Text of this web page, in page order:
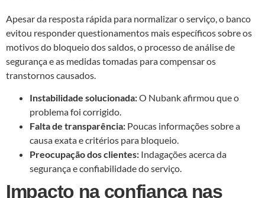
Apesar da resposta rápida para normalizar o serviço, o banco
evitou responder questionamentos mais específicos sobre os
motivos do bloqueio dos saldos, o processo de análise de
segurança e as medidas tomadas para compensar os
transtornos causados.
Instabilidade solucionada:O Nubank afirmou que o
problema foi corrigido.
Falta de transparência: Poucas informações sobre a
causa exata e critérios para bloqueio.
Preocupação dos clientes: Indagações acerca da
segurança e confiabilidade do serviço.
Impacto na confiança nas